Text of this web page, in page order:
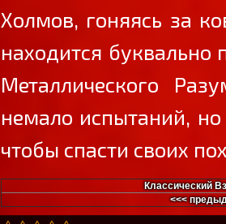
Холмов, гоняясь за
находится
Металлического
немало испытаний,
чтобы спасти своих
Классический
<<<